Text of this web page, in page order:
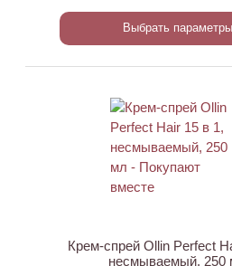
Выбрать параметры
Крем-спрей Ollin Perfect
несмываемый, 250